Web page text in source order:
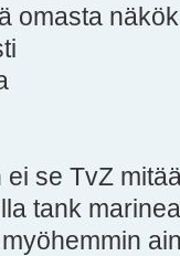
omasta
se TvZ
tank